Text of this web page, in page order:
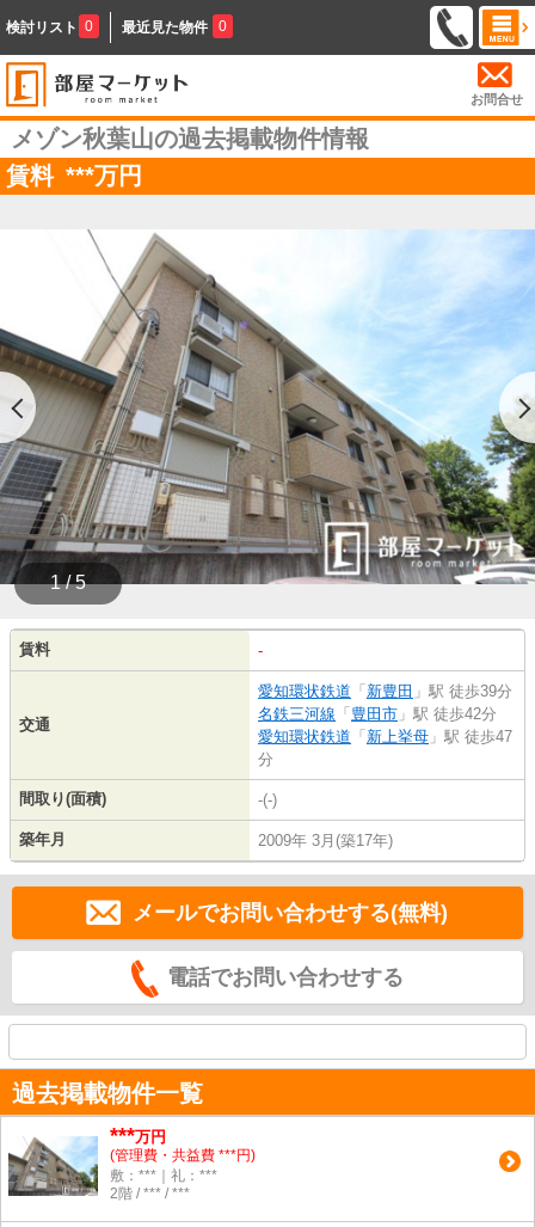
検討リスト 0 最近見た物件 0
お問合せ
メゾン秋葉山の過去掲載物件情報
賃料 ***万円
1 / 5
賃料 -
交通
愛知環状鉄道 「 新豊田 」駅 徒歩39分
名鉄三河線 「 豊田市 」駅 徒歩42分
愛知環状鉄道 「 新上挙母 」駅 徒歩47
分
間取り(面積) -(-)
築年月 2009年 3月(築17年)
メールでお問い合わせする(無料)
電話でお問い合わせする
過去掲載物件一覧
***万円
(管理費・共益費 ***円)
敷：***｜礼：***
2階 / *** / ***